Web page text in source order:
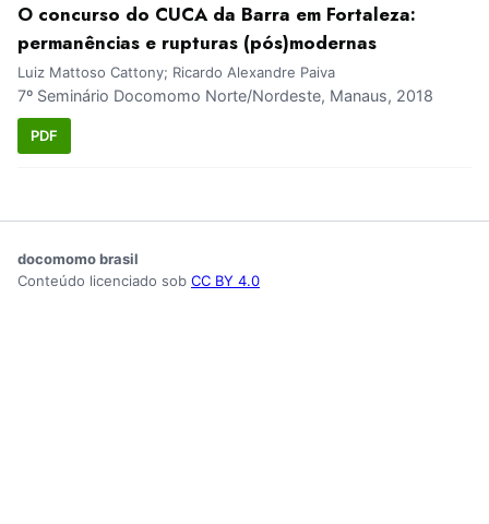
O concurso do CUCA da Barra em Fortaleza:
permanências e rupturas (pós)modernas
Luiz Mattoso Cattony; Ricardo Alexandre Paiva
7º Seminário Docomomo Norte/Nordeste, Manaus, 2018
PDF
docomomo brasil
Conteúdo licenciado sob CC BY 4.0